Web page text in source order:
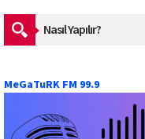
Nasıl Yapılır?
MeGaTuRK FM 99.9